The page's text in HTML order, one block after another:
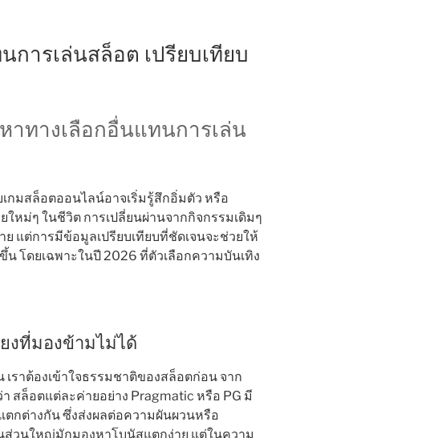
การเล่นสล็อต เปรียบเทียบ
าทางเลือกอื่นแทนการเล่น
กมสล็อตออนไลน์อาจเริ่มรู้สึกอิ่มตัว หรือ
หม่ๆ ในชีวิต การเปลี่ยนผ่านจากกิจกรรมเดิมๆ
ย แต่การมีข้อมูลเปรียบเทียบที่ชัดเจนจะช่วยให้
โดยเฉพาะในปี 2026 ที่ตัวเลือกความบันเทิง
งที่มองข้ามไม่ได้
เราต้องเข้าใจธรรมชาติของสล็อตก่อน จาก
สล็อตแต่ละค่ายอย่าง Pragmatic หรือ PG มี
ตกต่างกัน ซึ่งส่งผลต่อความผันผวนหรือ
ส่วนใหญ่มักมองหาโบนัสแตกง่าย แต่ในความ